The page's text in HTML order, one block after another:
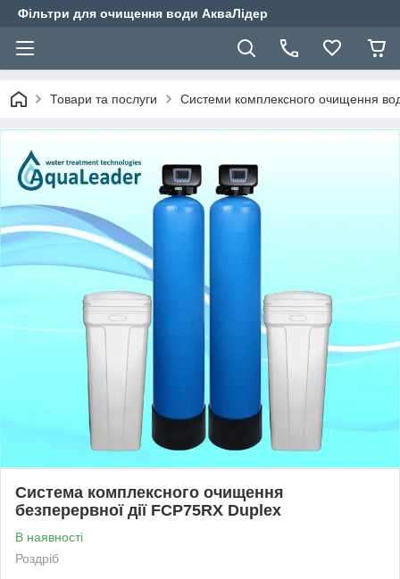
Фільтри для очищення води АкваЛідер
Товари та послуги Системи комплексного очищення
Система комплексного очищення
безперервної дії FCP75RX Duplex
В наявності
Роздріб